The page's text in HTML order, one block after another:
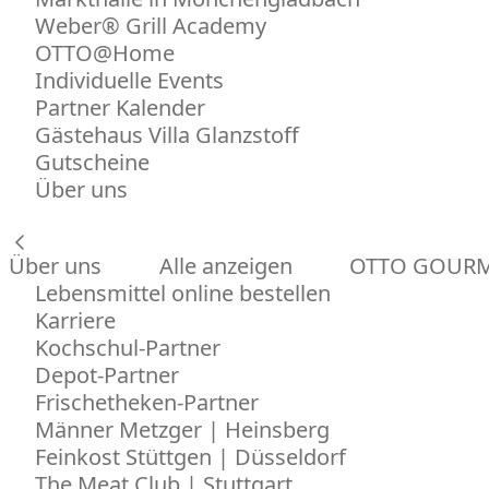
Weber® Grill Academy
OTTO@Home
Individuelle Events
Partner Kalender
Gästehaus Villa Glanzstoff
Gutscheine
Über uns
Über uns Alle anzeigen
OTTO
Lebensmittel online bestellen
Karriere
Kochschul-Partner
Depot-Partner
Frischetheken-Partner
Männer Metzger | Heinsberg
Feinkost Stüttgen | Düsseldorf